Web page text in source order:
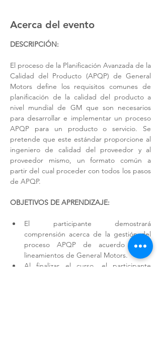
Acerca del evento
DESCRIPCIÓN:
El proceso de la Planificación Avanzada de la
Calidad del Producto (APQP) de General
Motors define los requisitos comunes de
planificación de la calidad del producto a
nivel mundial de GM que son necesarios
para desarrollar e implementar un proceso
APQP para un producto o servicio. Se
pretende que este estándar proporcione al
ingeniero de calidad del proveedor y al
proveedor mismo, un formato común a
partir del cual proceder con todos los pasos
de APQP.
OBJETIVOS DE APRENDIZAJE:
El participante demostrará
comprensión acerca de la gestión del
proceso APQP de acuerdo a los
lineamientos de General Motors.
Al finalizar el curso, el participante